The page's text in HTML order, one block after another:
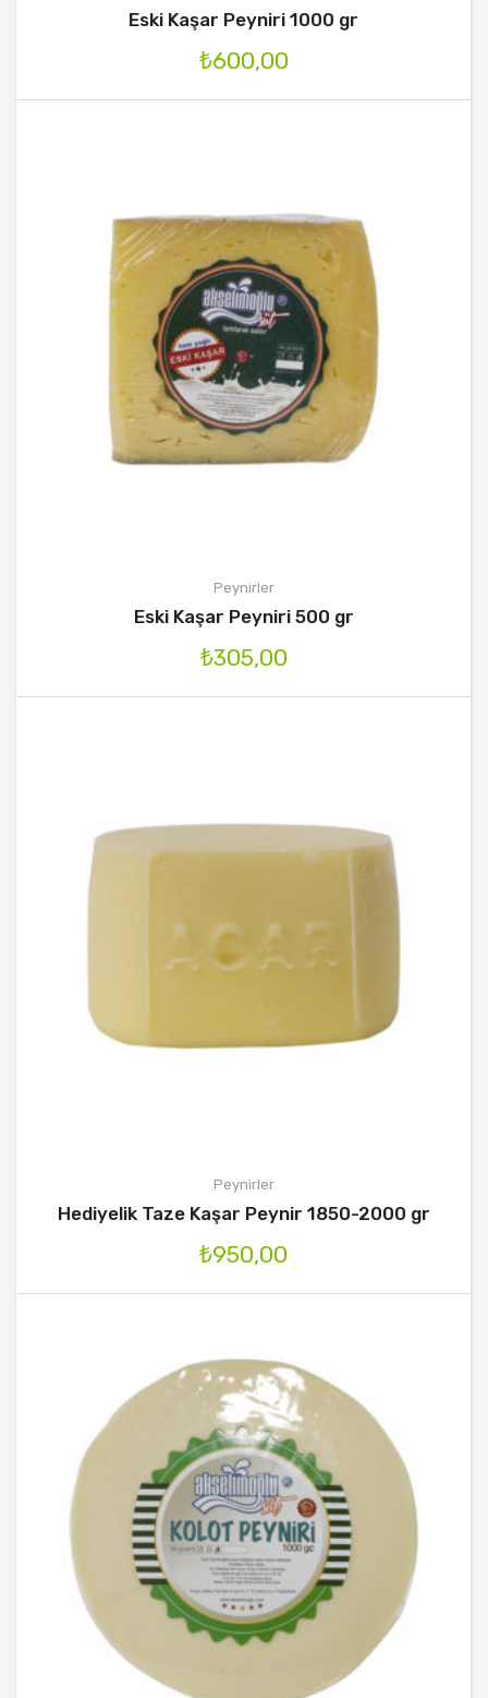
Eski Kaşar Peyniri 1000 gr
₺600,00
Peynirler
Eski Kaşar Peyniri 500 gr
₺305,00
Peynirler
Hediyelik Taze Kaşar Peynir 1850-2000 gr
₺950,00